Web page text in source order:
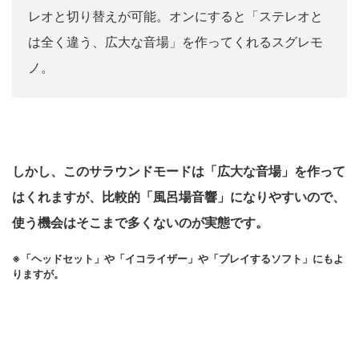
レオと切り替えが可能。オンにすると「ステレオと
は全く違う、広大な音場」を作ってくれるスグレモ
ノ。
しかし、このサラウンドモードは「広大な音場」を作って
はくれますが、比較的「風呂場音響」になりやすいので、
使う機会はそこまで多くないのが実態です。
※「ヘッドセット」や「イコライザー」や「プレイするソフト」にもよ
りますが。